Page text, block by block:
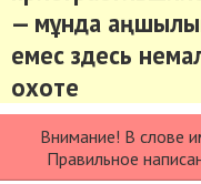
— мұнда
емес здесь
охоте
Внимание! В слове
Правильное